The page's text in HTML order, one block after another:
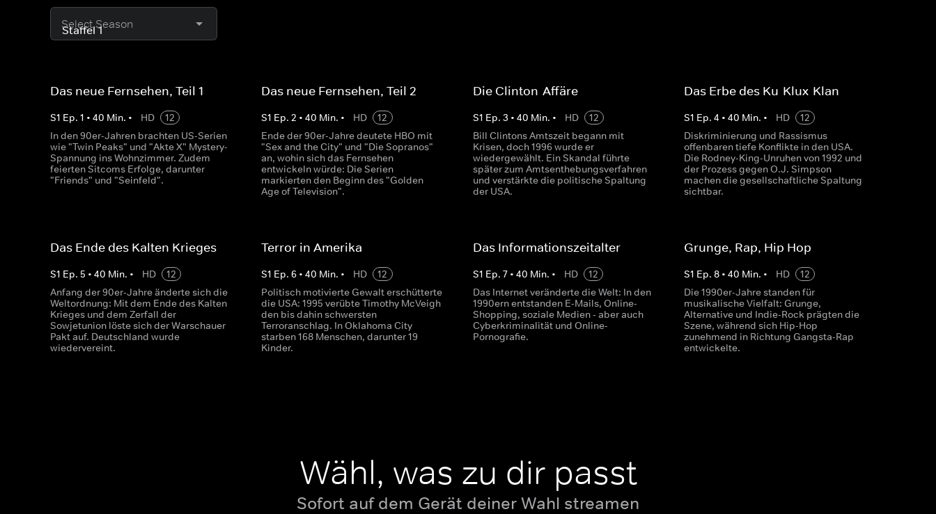
Select Season
Das neue Fernsehen, Teil 1
S1 Ep. 1 • 40 Min. • HD
12
In den 90er-Jahren brachten US-Serien
wie "Twin Peaks" und "Akte X" Mystery-
Spannung ins Wohnzimmer. Zudem
feierten Sitcoms Erfolge, darunter
"Friends" und "Seinfeld".
Das neue Fernsehen, Teil 2
S1 Ep.2 •40 Min. • HD
12
Ende der 90er-Jahre deutete HBO mit
"Sex and the City" und "Die Sopranos"
an, wohin sich das Fernsehen
entwickeln würde: Die Serien
markierten den Beginn des "Golden
Age of Television".
Die Clinton-Affäre
S1 Ep. 3 • 40 Min. • HD
12
Bill Clintons Amtszeit begann mit
Krisen, doch 1996 wurde er
wiedergewählt. Ein Skandal führte
später zum Amtsenthebungsverfahren
und verstärkte die politische Spaltung
der USA.
Das Erbe des Ku-Klux-Klan
S1 Ep. 4 • 40 Min. • HD
12
Diskriminierung und Rassismus
offenbaren tiefe Konflikte in den USA.
Die Rodney-King-Unruhen von 1992 und
der Prozess gegen O.J. Simpson
machen die gesellschaftliche Spaltung
sichtbar.
Das Ende des Kalten Krieges
S1 Ep. 5 • 40 Min. • HD
12
Anfang der 90er-Jahre änderte sich die
Weltordnung: Mit dem Ende des Kalten
Krieges und dem Zerfall der
Sowjetunion löste sich der Warschauer
Pakt auf. Deutschland wurde
wiedervereint.
Terror in Amerika
S1 Ep.6 •40 Min. • HD
12
Politisch motivierte Gewalt erschütterte
die USA: 1995 verübte Timothy McVeigh
den bis dahin schwersten
Terroranschlag. In Oklahoma City
starben 168 Menschen, darunter 19
Kinder.
Das Informationszeitalter
S1 Ep. 7• 40 Min. • HD
12
Das Internet veränderte die Welt: In den
1990ern entstanden E-Mails, Online-
Shopping, soziale Medien - aber auch
Cyberkriminalität und Online-
Pornografie.
Grunge, Rap, Hip Hop
S1 Ep. 8• 40 Min. • HD
12
Die 1990er-Jahre standen für
musikalische Vielfalt: Grunge,
Alternative und Indie-Rock prägten die
Szene, während sich Hip-Hop
zunehmend in Richtung Gangsta-Rap
entwickelte.
Wähl, was zu dir passt
Sofort auf dem Gerät deiner Wahl streamen